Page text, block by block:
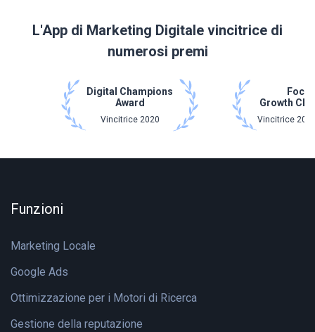
L'App di Marketing Digitale vincitrice di
numerosi premi
Digital Champions
Award
Vincitrice 2020
Focus
Growth
Vincitrice
Funzioni
Marketing Locale
Google Ads
Ottimizzazione per i Motori di Ricerca
Gestione della reputazione